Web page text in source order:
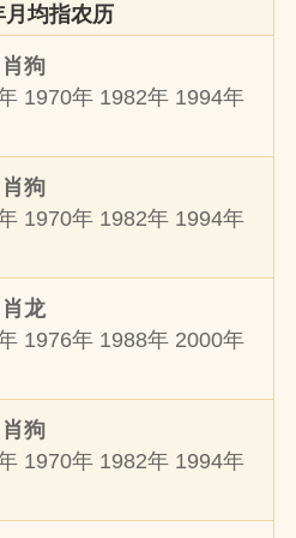
月均指农历
狗
1970年 1982年 1994年
狗
1970年 1982年 1994年
龙
1976年 1988年 2000年
狗
1970年 1982年 1994年